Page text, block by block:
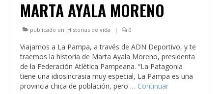
MARTA AYALA MORENO
publicado en: Historias de vida | 0
Viajamos a La Pampa, a través de ADN Deportivo, y te
traemos la historia de Marta Ayala Moreno, presidenta
de la Federación Atlética Pampeana. “La Patagonia
tiene una idiosincrasia muy especial, La Pampa es una
provincia chica de población, pero … Continuar